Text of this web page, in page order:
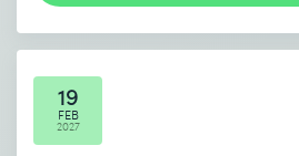
19
FEB
2027